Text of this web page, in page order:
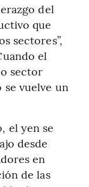
del
que
sectores”,
el
sector
vuelve un
el yen se
desde
en
de las